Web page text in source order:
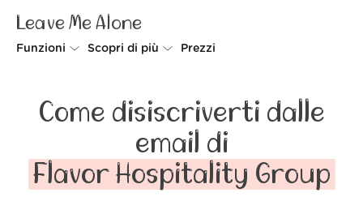
Leave Me Alone
Funzioni
Screener
Spam Blocker
Scopri di più
Sicurezza
Wall of Love
Prezzi
Come disiscriverti dalle
email di
Flavor Hospitality Group